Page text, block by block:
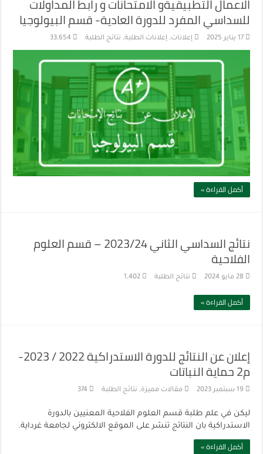
للسداسي المفرد للدورة العادية- قسم البيولوجيا
17 يناير 2025 إعلانات, إعلانات الطلبة, نتائج الطلبة 33,654
أكمل القراءة »
نتائج السداسي الثاني 2023/24 – قسم العلوم
الفلاحية
28 مايو 2024 نتائج الطلبة 1,402
أكمل القراءة »
إعلان عن النتائج للدورة الاستدراكية 2022 / 2023-
م2 حماية النباتات
19 سبتمبر 2023 مقالات مميزة, نتائج الطلبة 374
ليكن في علم طلبة قسم العلوم الفلاحية المعنيين بالدورة
الاستدراكية بان النتائج تنشر على الموقع الالكتروني لجامعة غرداية.
أكمل القراءة »